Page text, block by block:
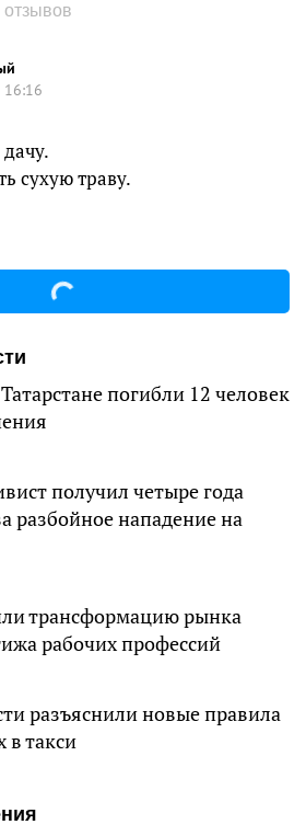
отзывов
16:16
сухую траву.
погибли 12 человек
получил четыре года
разбойное нападение на
трансформацию рынка
рабочих профессий
разъяснили новые правила
в такси